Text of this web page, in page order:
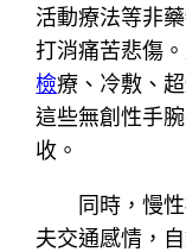
活動療法等非
打消痛苦悲傷
檢療、冷敷、
這些無創性手
收。
同時，慢
夫交通感情，